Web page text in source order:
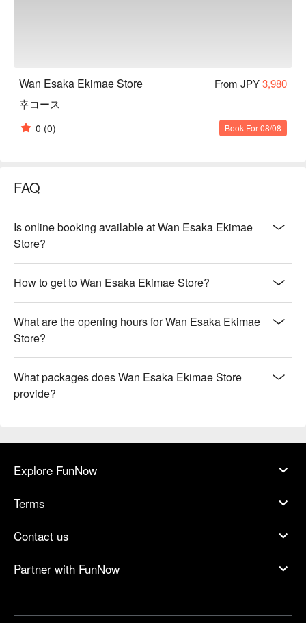
Wan Esaka Ekimae Store From JPY3,980
幸コース
0 (0) Book For 08/08
FAQ
Is online booking available at Wan Esaka Ekimae
Store?
How to get to Wan Esaka Ekimae Store?
What are the opening hours for Wan Esaka Ekimae
Store?
What packages does Wan Esaka Ekimae Store
provide?
Explore FunNow
Terms
Contact us
Partner with FunNow